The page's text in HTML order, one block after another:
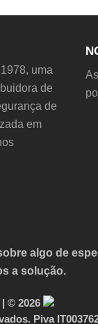
uma
de
de
em
algo de
a solução.
| © 2026
Piva